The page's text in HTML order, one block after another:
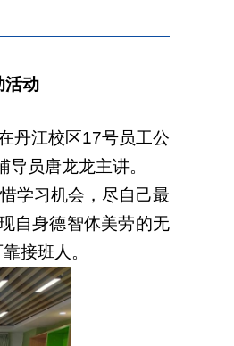
活动
丹江校区17号员工公
导员唐龙龙主讲。
学习机会，尽自己最
自身德智体美劳的无
接班人。